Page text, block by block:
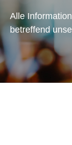
Alle
betreffend